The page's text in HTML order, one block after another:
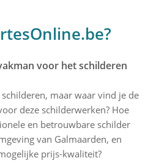
voor het schilderen
schilderen, maar waar vind je de
deze schilderwerken? Hoe
en betrouwbare schilder
van Galmaarden, en
prijs-kwaliteit?